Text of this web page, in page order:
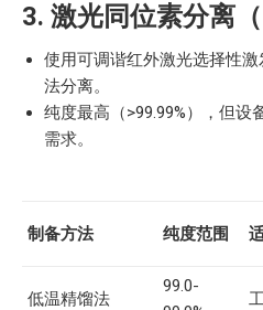
3. 激光同位素分离（
使用可调谐红外激光选择性激
法分离。
纯度最高（>99.99%），但设
需求。
制备方法 纯度范围
低温精馏法
99.0-